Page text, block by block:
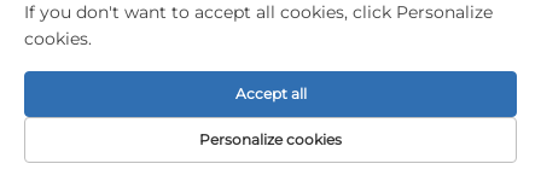
IKKUNTATTANA
If you don't want to accept all cookies, click Personalize
cookies.
Personalize cookies
Accept all